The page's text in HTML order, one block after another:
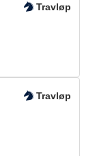
Travløp
Travløp